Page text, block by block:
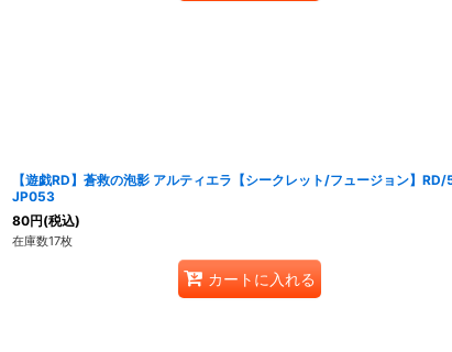
【遊戯RD】蒼救の泡影 アルティエラ【シークレット/フュージョン】
JP053
80円(税込)
在庫数17枚
カートに入れる